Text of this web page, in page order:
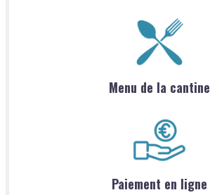
Menu de la cantine
Paiement en ligne